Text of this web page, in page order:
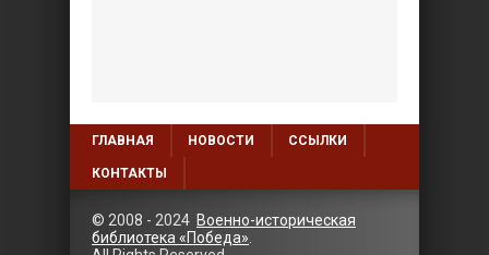
ГЛАВНАЯ НОВОСТИ ССЫЛКИ
КОНТАКТЫ
© 2008 - 2024 Военно-историческая
библиотека «Победа»